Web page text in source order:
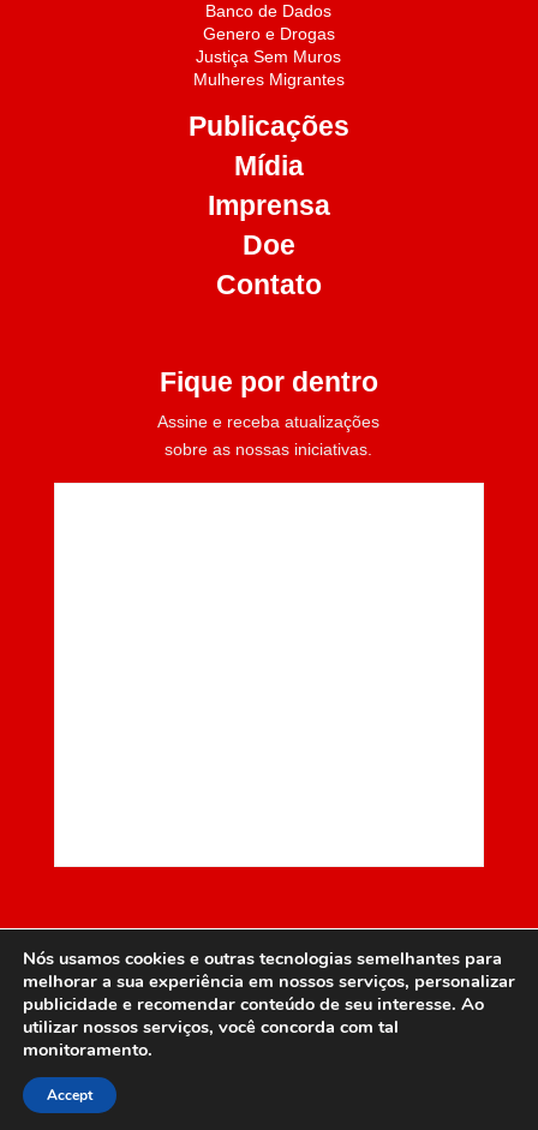
Banco de Dados
Genero e Drogas
Justiça Sem Muros
Mulheres Migrantes
Publicações
Mídia
Imprensa
Doe
Contato
Fique por dentro
Assine e receba atualizações
sobre as nossas iniciativas.
ITTC – Instituto Terra, Trabalho e Cidadania © Copyright 2015. All
Rights Reserved.
Nós usamos cookies e outras tecnologias semelhantes para
melhorar a sua experiência em nossos serviços, personalizar
publicidade e recomendar conteúdo de seu interesse. Ao
utilizar nossos serviços, você concorda com tal
monitoramento.
Accept